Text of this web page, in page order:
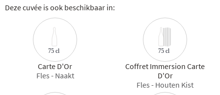
Deze cuvée is ook beschikbaar in:
75 cl
Carte D'Or
Fles - Naakt
75 cl
Coffret Immersion Carte
D'Or
Fles - Houten Kist